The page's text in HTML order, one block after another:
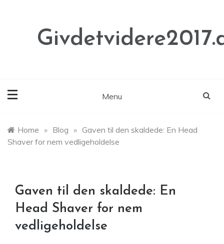
Menu
Home » Blog » Gaven til den skaldede: En Head
Shaver for nem vedligeholdelse
Gaven til den skaldede: En
Head Shaver for nem
vedligeholdelse